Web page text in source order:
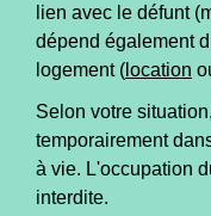
lien avec le défunt
dépend également
logement ( location
Selon votre
temporairement
à vie. L'occupation
interdite.